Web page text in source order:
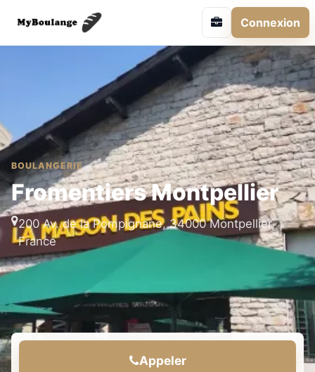
Connexion
BOULANGERIE
Fromentiers Montpellier
200 Av. de la Pompignane, 34000 Montpellier,
France
Appeler